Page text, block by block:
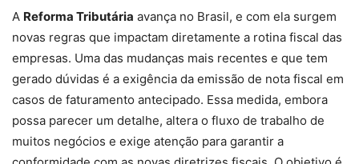
A Reforma Tributária avança no Brasil, e com ela surgem
novas regras que impactam diretamente a rotina fiscal das
empresas. Uma das mudanças mais recentes e que tem
gerado dúvidas é a exigência da emissão de nota fiscal em
casos de faturamento antecipado. Essa medida, embora
possa parecer um detalhe, altera o fluxo de trabalho de
muitos negócios e exige atenção para garantir a